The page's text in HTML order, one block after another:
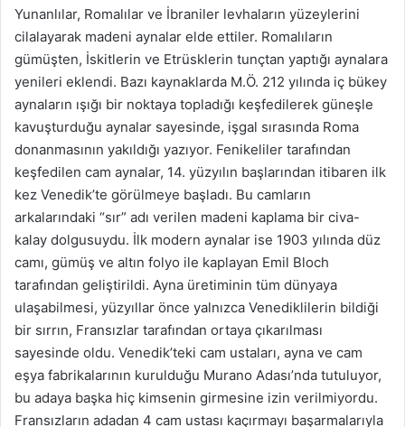
Yunanlılar, Romalılar ve İbraniler levhaların yüzeylerini
cilalayarak madeni aynalar elde ettiler. Romalıların
gümüşten, İskitlerin ve Etrüsklerin tunçtan yaptığı aynalara
yenileri eklendi. Bazı kaynaklarda M.Ö. 212 yılında iç bükey
aynaların ışığı bir noktaya topladığı keşfedilerek güneşle
kavuşturduğu aynalar sayesinde, işgal sırasında Roma
donanmasının yakıldığı yazıyor. Fenikeliler tarafından
keşfedilen cam aynalar, 14. yüzyılın başlarından itibaren ilk
kez Venedik’te görülmeye başladı. Bu camların
arkalarındaki “sır” adı verilen madeni kaplama bir civa-
kalay dolgusuydu. İlk modern aynalar ise 1903 yılında düz
camı, gümüş ve altın folyo ile kaplayan Emil Bloch
tarafından geliştirildi. Ayna üretiminin tüm dünyaya
ulaşabilmesi, yüzyıllar önce yalnızca Venediklilerin bildiği
bir sırrın, Fransızlar tarafından ortaya çıkarılması
sayesinde oldu. Venedik’teki cam ustaları, ayna ve cam
eşya fabrikalarının kurulduğu Murano Adası’nda tutuluyor,
bu adaya başka hiç kimsenin girmesine izin verilmiyordu.
Fransızların adadan 4 cam ustası kaçırmayı başarmalarıyla